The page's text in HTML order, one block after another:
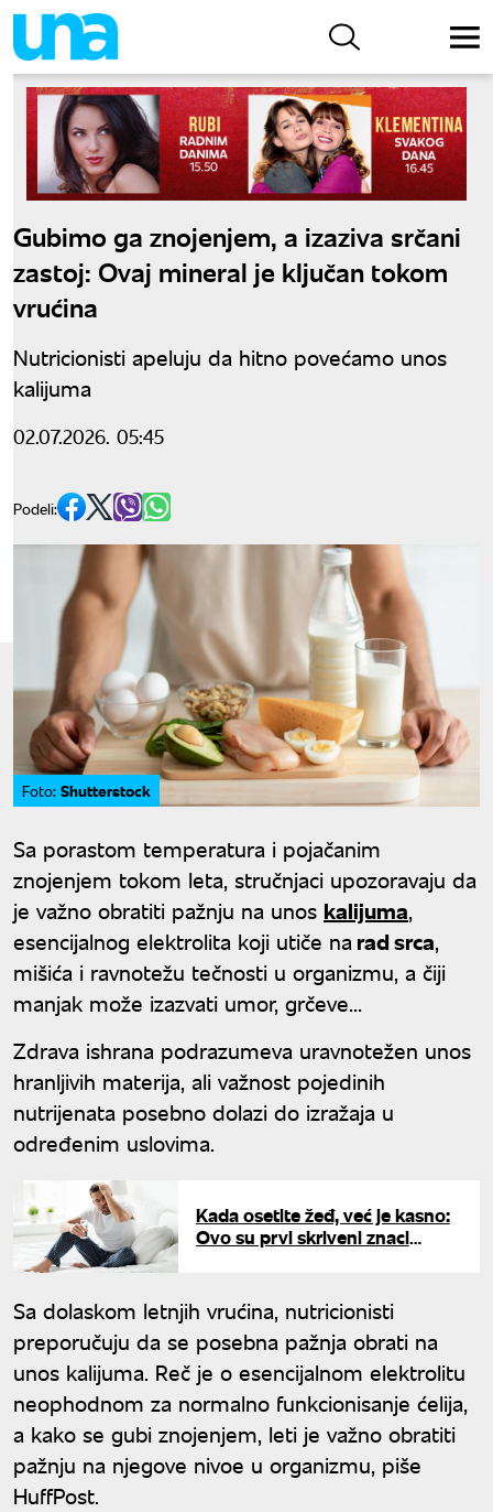
Gubimo ga znojenjem, a izaziva srčani
zastoj: Ovaj mineral je ključan tokom
vrućina
Nutricionisti apeluju da hitno povećamo unos
kalijuma
02.07.2026. 05:45
Podeli:
Foto: Shutterstock
Sa porastom temperatura i pojačanim
znojenjem tokom leta, stručnjaci upozoravaju da
je važno obratiti pažnju na unos kalijuma,
esencijalnog elektrolita koji utiče na rad srca,
mišića i ravnotežu tečnosti u organizmu, a čiji
manjak može izazvati umor, grčeve...
Zdrava ishrana podrazumeva uravnotežen unos
hranljivih materija, ali važnost pojedinih
nutrijenata posebno dolazi do izražaja u
određenim uslovima.
Kada osetite žeđ, već je kasno:
Ovo su prvi skriveni znaci
Sa dolaskom letnjih vrućina, nutricionisti
preporučuju da se posebna pažnja obrati na
unos kalijuma. Reč je o esencijalnom elektrolitu
neophodnom za normalno funkcionisanje ćelija,
a kako se gubi znojenjem, leti je važno obratiti
pažnju na njegove nivoe u organizmu, piše
HuffPost.